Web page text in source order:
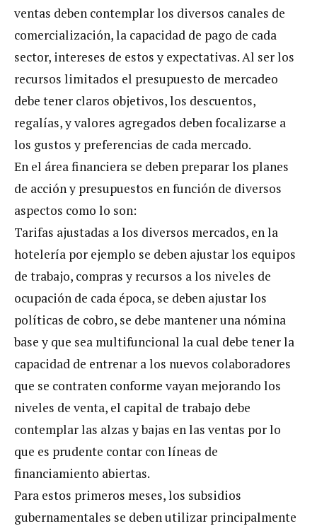
ventas deben contemplar los diversos canales de
comercialización, la capacidad de pago de cada
sector, intereses de estos y expectativas. Al ser los
recursos limitados el presupuesto de mercadeo
debe tener claros objetivos, los descuentos,
regalías, y valores agregados deben focalizarse a
los gustos y preferencias de cada mercado.
En el área financiera se deben preparar los planes
de acción y presupuestos en función de diversos
aspectos como lo son:
Tarifas ajustadas a los diversos mercados, en la
hotelería por ejemplo se deben ajustar los equipos
de trabajo, compras y recursos a los niveles de
ocupación de cada época, se deben ajustar los
políticas de cobro, se debe mantener una nómina
base y que sea multifuncional la cual debe tener la
capacidad de entrenar a los nuevos colaboradores
que se contraten conforme vayan mejorando los
niveles de venta, el capital de trabajo debe
contemplar las alzas y bajas en las ventas por lo
que es prudente contar con líneas de
financiamiento abiertas.
Para estos primeros meses, los subsidios
gubernamentales se deben utilizar principalmente